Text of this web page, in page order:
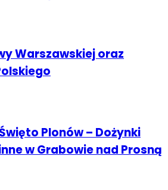
Warszawskiej oraz
Plonów – Dożynki
w Grabowie nad Prosną